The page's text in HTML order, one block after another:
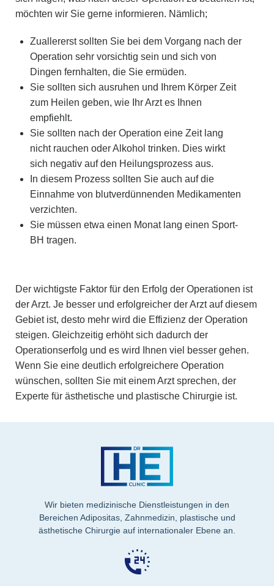
möchten wir Sie gerne informieren. Nämlich;
Zuallererst sollten Sie bei dem Vorgang nach der
Operation sehr vorsichtig sein und sich von
Dingen fernhalten, die Sie ermüden.
Sie sollten sich ausruhen und Ihrem Körper Zeit
zum Heilen geben, wie Ihr Arzt es Ihnen
empfiehlt.
Sie sollten nach der Operation eine Zeit lang
nicht rauchen oder Alkohol trinken. Dies wirkt
sich negativ auf den Heilungsprozess aus.
In diesem Prozess sollten Sie auch auf die
Einnahme von blutverdünnenden Medikamenten
verzichten.
Sie müssen etwa einen Monat lang einen Sport-
BH tragen.
Der wichtigste Faktor für den Erfolg der Operationen ist
der Arzt. Je besser und erfolgreicher der Arzt auf diesem
Gebiet ist, desto mehr wird die Effizienz der Operation
steigen. Gleichzeitig erhöht sich dadurch der
Operationserfolg und es wird Ihnen viel besser gehen.
Wenn Sie eine deutlich erfolgreichere Operation
wünschen, sollten Sie mit einem Arzt sprechen, der
Experte für ästhetische und plastische Chirurgie ist.
Wir bieten medizinische Dienstleistungen in den
Bereichen Adipositas, Zahnmedizin, plastische und
ästhetische Chirurgie auf internationaler Ebene an.